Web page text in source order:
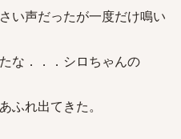
い声だったが一度だけ鳴い
な．．．シロちゃんの
ふれ出てきた。